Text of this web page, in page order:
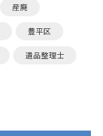
産廃
豊平区
遺品整理士